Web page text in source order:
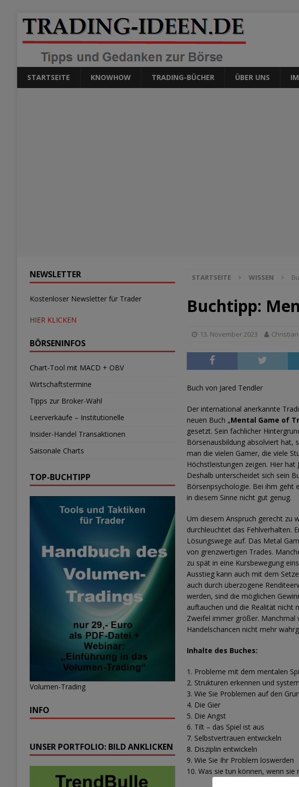
STARTSEITE KNOWHOW TRADING-BÜCHER ÜBER UNS
STARTSEITE WISSEN
Buchtipp:
13. November 2023 Christian
Buch von Jared Tendler
Der international anerkannte
neuen Buch „Mental Game of
gesetzt. Sein fachlicher
Börsenausbildung absolviert hat,
man die vielen Gamer, die viele
Höchstleistungen zeigen. Hier
Deshalb unterscheidet sich sein
Börsenpsychologie. Bei ihm geht
in diesem Sinne nicht gut genug.
Um diesem Anspruch gerecht zu
durchleuchtet das Fehlverhalten.
Lösungswege auf. Das Metal
von grenzwertigen Trades.
zu spät in eine Kursbewegung
Ausstieg kann auch mit dem
auch durch überzogene
werden, sind die möglichen
auftauchen und die Realität nicht
Zweifel immer größer. Manchmal
Handelschancen nicht mehr
Inhalte des Buches:
1. Probleme mit dem mentalen
2. Strukturen erkennen und
3. Wie Sie Problemen auf den
4. Die Gier
5. Die Angst
6. Tilt – das Spiel ist aus
7. Selbstvertrauen entwickeln
8. Disziplin entwickeln
9. Wie Sie Ihr Problem loswerden
10. Was sie tun können, wenn
NEWSLETTER
Kostenloser Newsletter für Trader
HIER KLICKEN
BÖRSENINFOS
Chart-Tool mit MACD + OBV
Wirtschaftstermine
Tipps zur Broker-Wahl
Leerverkäufe – Institutionelle
Insider-Handel Transaktionen
Saisonale Charts
TOP-BUCHTIPP
Volumen-Trading
INFO
UNSER PORTFOLIO: BILD ANKLICKEN